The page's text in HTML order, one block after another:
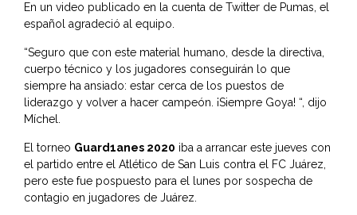
En un video publicado en la cuenta de Twitter de Pumas, el
español agradeció al equipo.
“Seguro que con este material humano, desde la directiva,
cuerpo técnico y los jugadores conseguirán lo que
siempre ha ansiado: estar cerca de los puestos de
liderazgo y volver a hacer campeón. ¡Siempre Goya! “, dijo
Míchel.
El torneo Guard1anes 2020 iba a arrancar este jueves con
el partido entre el Atlético de San Luis contra el FC Juárez,
pero este fue pospuesto para el lunes por sospecha de
contagio en jugadores de Juárez.